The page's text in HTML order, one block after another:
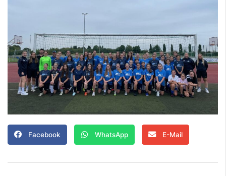
Facebook WhatsApp E-Mail